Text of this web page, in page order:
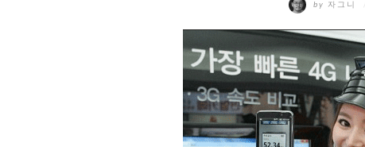
by 자그니
MENU
EXPAND
CHILD
MENU
EXPAND
CHILD
MENU